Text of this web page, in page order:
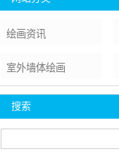
绘画资讯
室外墙体绘画
搜索